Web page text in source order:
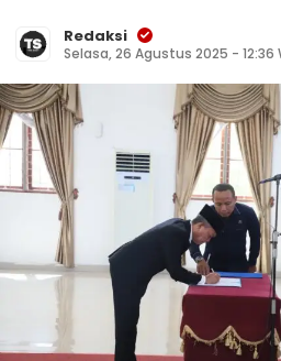
Redaksi
Selasa, 26 Agustus 2025 - 12:36